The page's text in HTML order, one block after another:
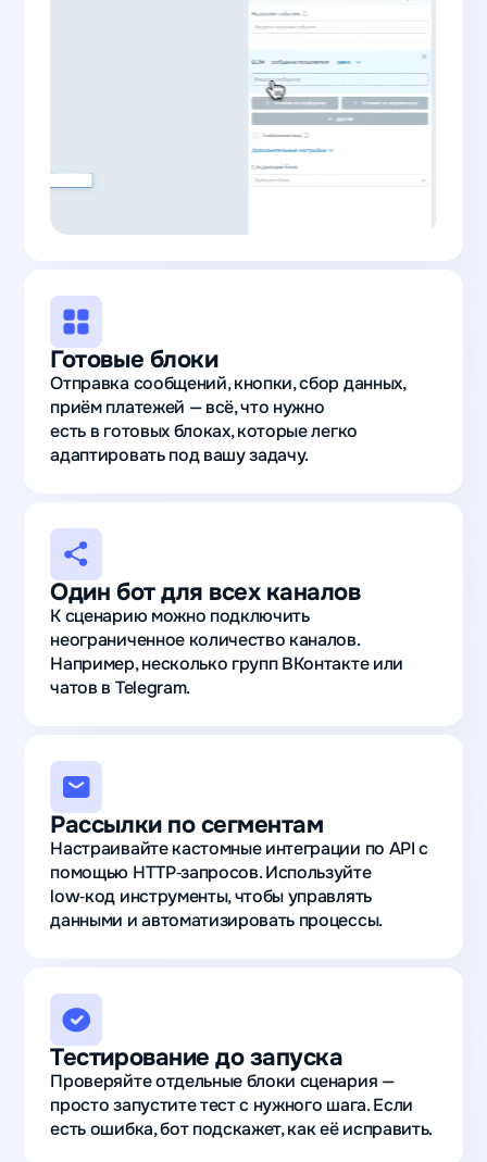
Готовые блоки
Отправка сообщений, кнопки, сбор данных,
приём платежей — всё, что нужно
есть в готовых блоках, которые легко
адаптировать под вашу задачу.
Один бот для всех каналов
К сценарию можно подключить
неограниченное количество каналов.
Например, несколько групп ВКонтакте или
чатов в Telegram.
Рассылки по сегментам
Настраивайте кастомные интеграции по API с
помощью HTTP‑запросов. Используйте
low‑код инструменты, чтобы управлять
данными и автоматизировать процессы.
Тестирование до запуска
Проверяйте отдельные блоки сценария —
просто запустите тест с нужного шага. Если
есть ошибка, бот подскажет, как её исправить.